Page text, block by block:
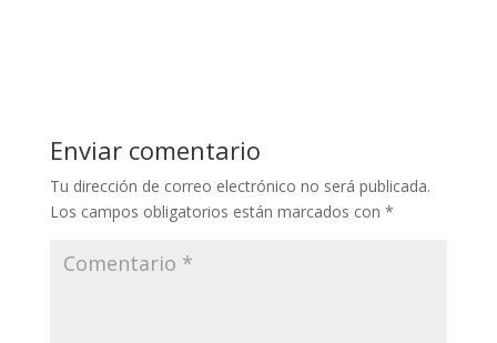
Enviar comentario
Tu dirección de correo electrónico no será publicada.
Los campos obligatorios están marcados con *